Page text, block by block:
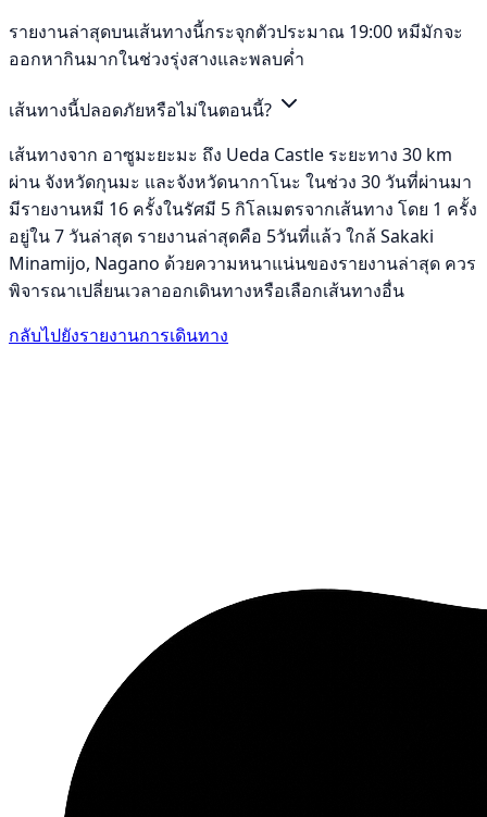
รายงานล่าสุดบนเส้นทางนี้กระจุกตัวประมาณ 19:00 หมีมักจะ
ออกหากินมากในช่วงรุ่งสางและพลบค่ำ
เส้นทางนี้ปลอดภัยหรือไม่ในตอนนี้?
เส้นทางจาก อาซูมะยะมะ ถึง Ueda Castle ระยะทาง 30 km
ผ่าน จังหวัดกุนมะ และจังหวัดนากาโนะ ในช่วง 30 วันที่ผ่านมา
มีรายงานหมี 16 ครั้งในรัศมี 5 กิโลเมตรจากเส้นทาง โดย 1 ครั้ง
อยู่ใน 7 วันล่าสุด รายงานล่าสุดคือ 5วันที่แล้ว ใกล้ Sakaki
Minamijo, Nagano ด้วยความหนาแน่นของรายงานล่าสุด ควร
พิจารณาเปลี่ยนเวลาออกเดินทางหรือเลือกเส้นทางอื่น
กลับไปยังรายงานการเดินทาง